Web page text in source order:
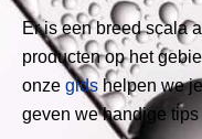
Er is een breed scala
producten op het
onze gids helpen we
geven we handige tips